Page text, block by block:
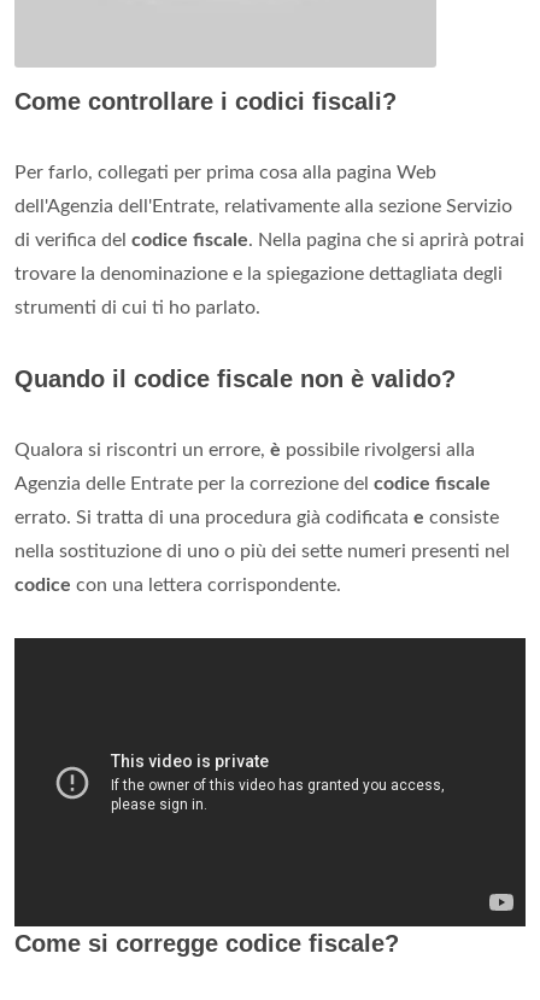
Come controllare i codici fiscali?
Per farlo, collegati per prima cosa alla pagina Web
dell'Agenzia dell'Entrate, relativamente alla sezione Servizio
di verifica del codice fiscale. Nella pagina che si aprirà potrai
trovare la denominazione e la spiegazione dettagliata degli
strumenti di cui ti ho parlato.
Quando il codice fiscale non è valido?
Qualora si riscontri un errore, è possibile rivolgersi alla
Agenzia delle Entrate per la correzione del codice fiscale
errato. Si tratta di una procedura già codificata e consiste
nella sostituzione di uno o più dei sette numeri presenti nel
codice con una lettera corrispondente.
Come si corregge codice fiscale?